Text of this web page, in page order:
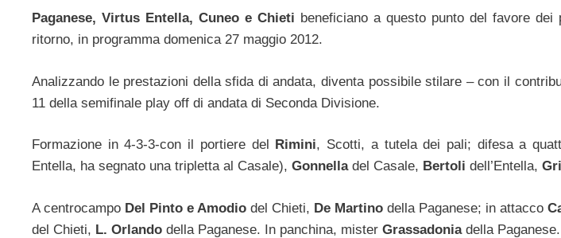
Paganese, Virtus Entella, Cuneo e Chieti beneficiano a questo punto del favore
ritorno, in programma domenica 27 maggio 2012.
Analizzando le prestazioni della sfida di andata, diventa possibile stilare – con il
11 della semifinale play off di andata di Seconda Divisione.
Formazione in 4-3-3-con il portiere del Rimini, Scotti, a tutela dei pali; difesa a
Entella, ha segnato una tripletta al Casale), Gonnelladel Casale, Bertoli dell’Entella,
A centrocampo Del Pinto e Amodio del Chieti, De Martino della Paganese; in attacco
del Chieti, L. Orlando della Paganese. In panchina, mister Grassadoniadella Paganese.